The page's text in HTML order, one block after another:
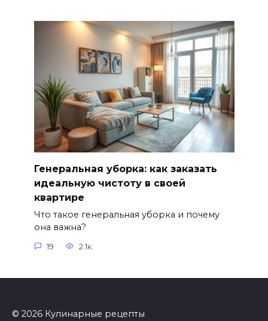
Генеральная уборка: как заказать
идеальную чистоту в своей
квартире
Что такое генеральная уборка и почему
она важна?
19 2.1к.
© 2026 Кулинарные рецепты